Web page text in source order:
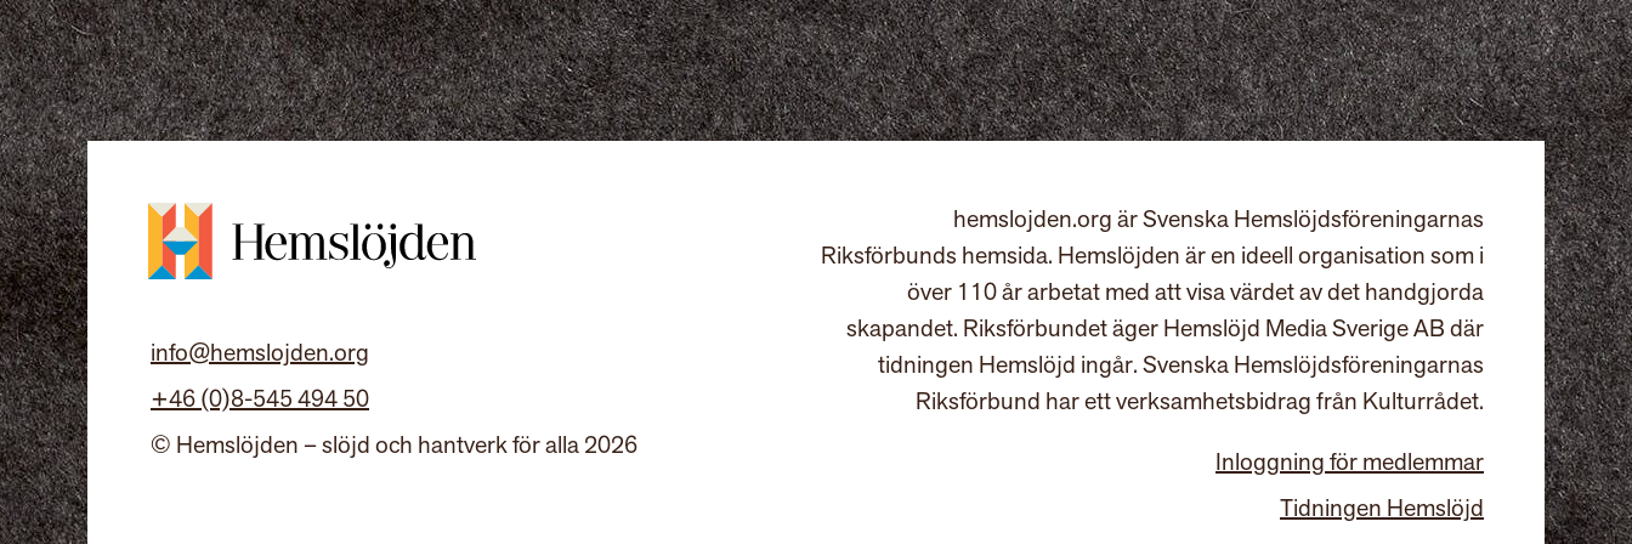
info@hemslojden.org
+46 (0)8-545 494 50
© Hemslöjden – slöjd och hantverk för alla 2026
hemslojden.org är Svenska Hemslöjdsföreningarnas
Riksförbunds hemsida. Hemslöjden är en ideell organisation som i
över 110 år arbetat med att visa värdet av det handgjorda
skapandet. Riksförbundet äger Hemslöjd Media Sverige AB där
tidningen Hemslöjd ingår. Svenska Hemslöjdsföreningarnas
Riksförbund har ett verksamhetsbidrag från Kulturrådet.
Inloggning för medlemmar
Tidningen Hemslöjd